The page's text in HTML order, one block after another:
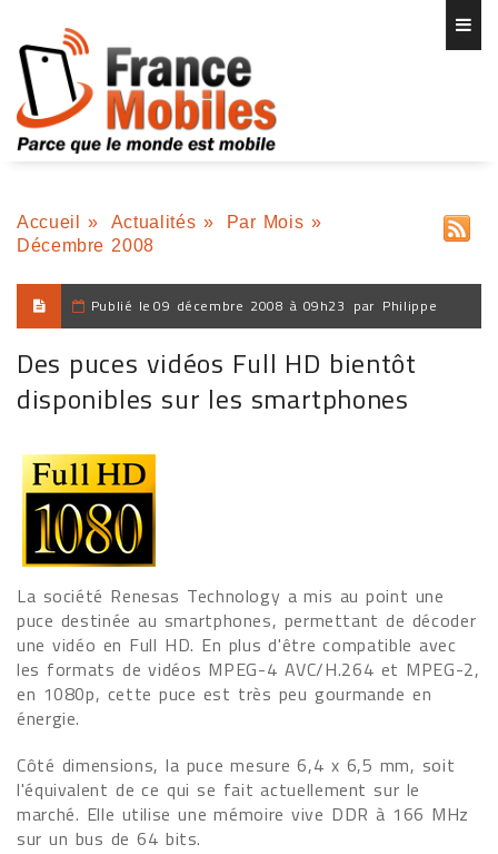
Accueil » Actualités » Par Mois »
Décembre 2008
Publié le 09 décembre 2008 à 09h23 par Philippe
Des puces vidéos Full HD bientôt
disponibles sur les smartphones
La société Renesas Technology a mis au point une
puce destinée au smartphones, permettant de décoder
une vidéo en Full HD. En plus d'être compatible avec
les formats de vidéos MPEG-4 AVC/H.264 et MPEG-2,
en 1080p, cette puce est très peu gourmande en
énergie.
Côté dimensions, la puce mesure 6,4 x 6,5 mm, soit
l'équivalent de ce qui se fait actuellement sur le
marché. Elle utilise une mémoire vive DDR à 166 MHz
sur un bus de 64 bits.